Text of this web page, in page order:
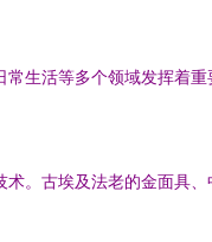
生活等多个领域发挥着
。古埃及法老的金面具